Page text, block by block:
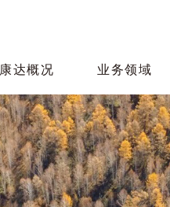
康达概况 业务领域